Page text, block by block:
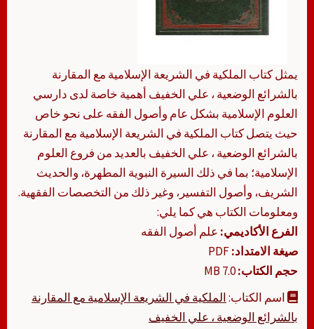
يمثل كتاب الملكية في الشريعة الإسلامية مع المقارنة
بالشرائع الوضعية ، علي الخفيف أهمية خاصة لدى دارسي
العلوم الإسلامية بشكل عام وأصول الفقه على نحو خاص
حيث يتصل كتاب الملكية في الشريعة الإسلامية مع المقارنة
بالشرائع الوضعية ، علي الخفيف بالعديد من فروع العلوم
الإسلامية؛ بما في ذلك السيرة النبوية المطهرة، والحديث
الشريف، وأصول التفسير، وغير ذلك من التخصصات الفقهية.
ومعلومات الكتاب هي كما يلي:
الفرع الأكاديمي: علم أصول الفقه
صيغة الامتداد:
حجم الكتاب:7.0 MB
اسم الكتاب:الملكية في الشريعة الإسلامية مع المقارنة
بالشرائع الوضعية ، علي الخفيف